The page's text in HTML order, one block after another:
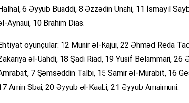
6 Əyyub Buaddi, 8 Əzzədin Unahi, 11 İsmayıl
Aynaui, 10 Brahim Dias.
oyunçular: 12 Munir əl-Kajui, 22 Əhməd Reda
əl-Uahdi, 18 Şadi Riad, 19 Yusif Belammari, 26
7 Şəmsəddin Talbi, 15 Samir əl-Murabit, 16
Amin Sbai, 20 Əyyub əl-Kaabi, 21 Əyyub Amaimuni.